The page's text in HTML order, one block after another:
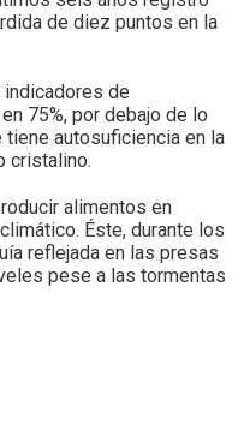
de diez puntos en la
indicadores de
75%, por debajo de lo
tiene autosuficiencia en la
cristalino.
alimentos en
Éste, durante los
reflejada en las presas
pese a las tormentas